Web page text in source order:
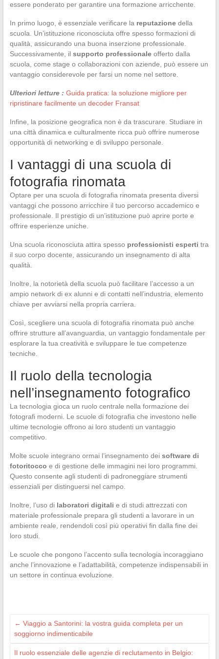
essere ponderato per garantire una formazione arricchente.
In primo luogo, è essenziale verificare la reputazionedella
scuola. Un’istituzione riconosciuta offre spesso formazioni di
qualità, assicurando una buona inserzione professionale.
Successivamente, il supporto professionaleofferto dalla
scuola, come stage o collaborazioni con aziende, può essere un
vantaggio considerevole per farsi un nome nel settore.
Ulteriori letture : Guida pratica: la soluzione migliore per
ripristinare facilmente un decoder Fransat
Infine, la posizione geografica non è da trascurare. Studiare in
una città dinamica e culturalmente ricca può offrire numerose
opportunità di networking e di sviluppo personale.
I vantaggi di una scuola di
fotografia rinomata
Optare per una scuola di fotografia rinomata presenta diversi
vantaggi che possono arricchire il tuo percorso accademico e
professionale. Il prestigio di un’istituzione può aprire porte e
offrire esperienze uniche.
Una scuola riconosciuta attira spesso professionisti esperti tra
il suo corpo docente, assicurando un insegnamento di alta
qualità.
Inoltre, la notorietà della scuola può facilitare l’accesso a un
ampio network di ex alunni e di contatti nell’industria, elemento
chiave per avviarsi nella propria carriera.
Così, scegliere una scuola di fotografia rinomata può anche
offrire strutture all’avanguardia, un vantaggio fondamentale per
esplorare la tua creatività e sviluppare le tue competenze
tecniche.
Il ruolo della tecnologia
nell’insegnamento fotografico
La tecnologia gioca un ruolo centrale nella formazione dei
fotografi moderni. Le scuole di fotografia che investono nelle
ultime tecnologie offrono ai loro studenti un vantaggio
competitivo.
Molte scuole integrano ormai l’insegnamento dei software di
fotoritocco e di gestione delle immagini nei loro programmi.
Questo consente agli studenti di padroneggiare strumenti
essenziali per distinguersi nel campo.
Inoltre, l’uso di laboratori digitali e di studi attrezzati con
materiale professionale prepara gli studenti a lavorare in un
ambiente reale, rendendoli così più operativi fin dalla fine dei
loro studi.
Le scuole che pongono l’accento sulla tecnologia incoraggiano
anche l’innovazione e l’adattabilità, competenze indispensabili in
un settore in continua evoluzione.
← Viaggio a Santorini: la vostra guida completa per un
soggiorno indimenticabile
Il ruolo essenziale delle agenzie di reclutamento in Belgio: